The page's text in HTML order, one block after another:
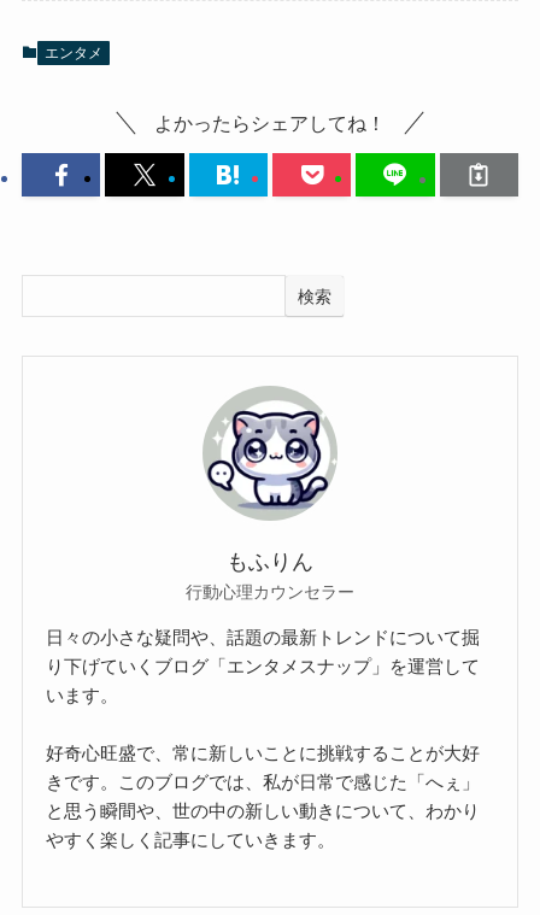
エンタメ
よかったらシェアしてね！
検索
もふりん
行動心理カウンセラー
日々の小さな疑問や、話題の最新トレンドについて掘
り下げていくブログ「エンタメスナップ」を運営して
います。
好奇心旺盛で、常に新しいことに挑戦することが大好
きです。このブログでは、私が日常で感じた「へぇ」
と思う瞬間や、世の中の新しい動きについて、わかり
やすく楽しく記事にしていきます。